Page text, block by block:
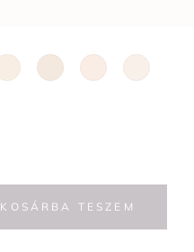
KOSÁRBA TESZEM